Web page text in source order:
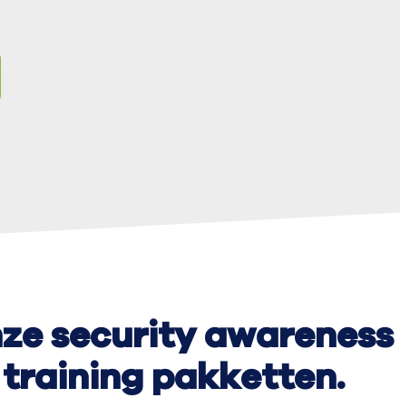
security awareness
training pakketten.